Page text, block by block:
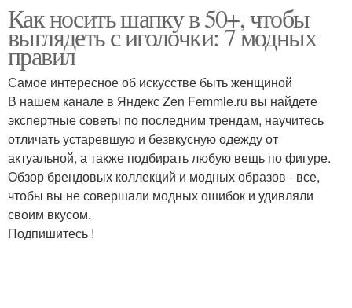
Как носить шапку в 50+, чтобы
выглядеть с иголочки: 7 модных
правил
Самое интересное об искусстве быть женщиной
В нашем канале в Яндекс Zen Femmie.ru вы найдете
экспертные советы по последним трендам, научитесь
отличать устаревшую и безвкусную одежду от
актуальной, а также подбирать любую вещь по фигуре.
Обзор брендовых коллекций и модных образов - все,
чтобы вы не совершали модных ошибок и удивляли
своим вкусом.
Подпишитесь !